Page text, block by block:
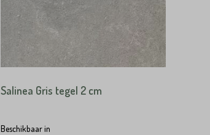
Salinea Gris tegel 2 cm
Beschikbaar in